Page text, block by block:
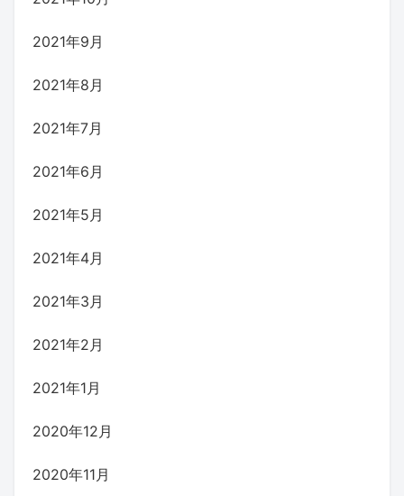
2021年9月
2021年8月
2021年7月
2021年6月
2021年5月
2021年4月
2021年3月
2021年2月
2021年1月
2020年12月
2020年11月